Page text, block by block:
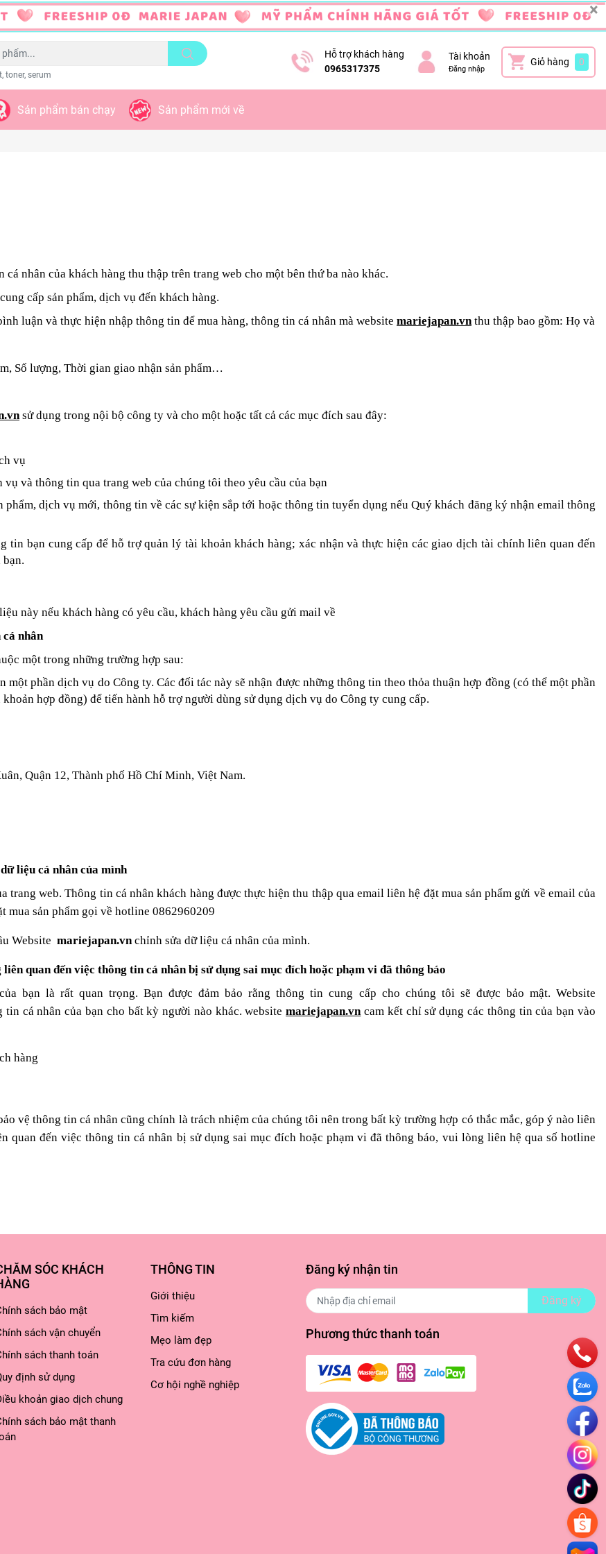
×
toner, serum
Hỗ trợ khách hàng
0965317375
Tài khoản
Đăng nhập
Giỏ hàng 0
Sản phẩm bán chạy Sản phẩm mới về
nhân của khách hàng thu thập trên trang web cho một bên thứ ba nào khác.
cấp sản phẩm, dịch vụ đến khách hàng.
luận và thực hiện nhập thông tin để mua hàng, thông tin cá nhân mà website mariejapan.vn thu thập bao gồm: Họ và
Số lượng, Thời gian giao nhận sản phẩm…
sử dụng trong nội bộ công ty và cho một hoặc tất cả các mục đích sau đây:
vụ
và thông tin qua trang web của chúng tôi theo yêu cầu của bạn
phẩm, dịch vụ mới, thông tin về các sự kiện sắp tới hoặc thông tin tuyển dụng nếu Quý khách đăng ký nhận email thông
tin bạn cung cấp để hỗ trợ quản lý tài khoản khách hàng; xác nhận và thực hiện các giao dịch tài chính liên quan đến
này nếu khách hàng có yêu cầu, khách hàng yêu cầu gửi mail về
nhân
một trong những trường hợp sau:
một phần dịch vụ do Công ty. Các đối tác này sẽ nhận được những thông tin theo thỏa thuận hợp đồng (có thể một phần
hợp đồng) để tiến hành hỗ trợ người dùng sử dụng dịch vụ do Công ty cung cấp.
Quận 12, Thành phố Hồ Chí Minh, Việt Nam.
liệu cá nhân của mình
web. Thông tin cá nhân khách hàng được thực hiện thu thập qua email liên hệ đặt mua sản phẩm gửi về email của
mua sản phẩm gọi về hotline 0862960209
Website mariejapan.vnchỉnh sửa dữ liệu cá nhân của mình.
quan đến việc thông tin cá nhân bị sử dụng sai mục đích hoặc phạm vi đã thông báo
bạn là rất quan trọng. Bạn được đảm bảo rằng thông tin cung cấp cho chúng tôi sẽ được bảo mật. Website
tin cá nhân của bạn cho bất kỳ người nào khác. websitemariejapan.vncam kết chỉ sử dụng các thông tin của bạn vào
hàng
vệ thông tin cá nhân cũng chính là trách nhiệm của chúng tôi nên trong bất kỳ trường hợp có thắc mắc, góp ý nào liên
quan đến việc thông tin cá nhân bị sử dụng sai mục đích hoặc phạm vi đã thông báo, vui lòng liên hệ qua số hotline
SÓC KHÁCH
sách bảo mật
sách vận chuyển
sách thanh toán
định sử dụng
khoản giao dịch chung
sách bảo mật thanh
THÔNG TIN
Giới thiệu
Tìm kiếm
Mẹo làm đẹp
Tra cứu đơn hàng
Cơ hội nghề nghiệp
Đăng ký nhận tin
Đăng ký
Phương thức thanh toán